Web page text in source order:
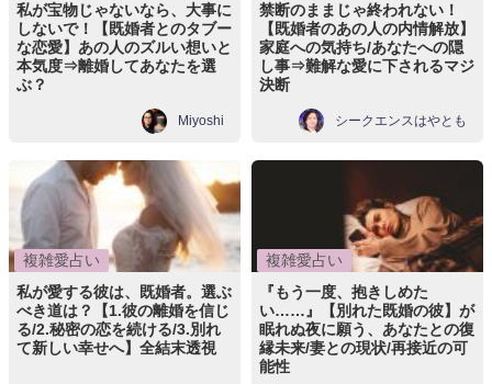
私が宝物じゃないなら、大事に
しないで！【既婚者とのタブー
な恋愛】あの人のズルい想いと
本気度⇒離婚してあなたを選
ぶ？
Miyoshi
禁断のままじゃ終われない！
【既婚者のあの人の内情解放】
家庭への気持ち/あなたへの隠
し事⇒難解な愛に下されるマジ
決断
シークエンスはやとも
複雑愛占い
私が愛する彼は、既婚者。選ぶ
べき道は？【1.彼の離婚を信じ
る/2.秘密の恋を続ける/3.別れ
て新しい幸せへ】全結末透視
複雑愛占い
『もう一度、抱きしめた
い……』【別れた既婚の彼】が
眠れぬ夜に願う、あなたとの復
縁未来/妻との現状/再接近の可
能性